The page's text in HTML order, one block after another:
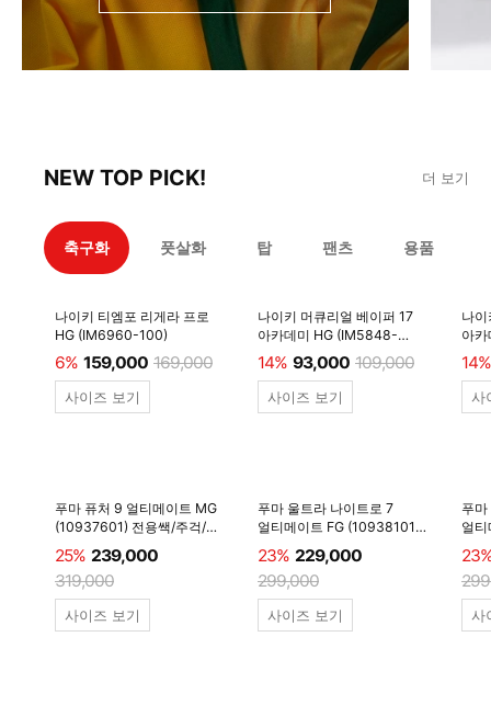
NEW TOP PICK! 더 보기
축구화 풋살화 탑 팬츠 용품
나이키 티엠포 리게라 프로
HG (IM6960-100)
6% 159,000 169,000
사이즈 보기
나이키 머큐리얼 베이퍼 17
아카데미 HG (IM5848-
600)
14% 93,000 109,000
사이즈 보기
나
아
14%
사
푸마 퓨처 9 얼티메이트 MG
(10937601) 전용쌕/주걱/
양말 #
25% 239,000
319,000
사이즈 보기
푸마 울트라 나이트로 7
얼티메이트 FG (10938101)
전용쌕/주걱/양말 #
23% 229,000
299,000
사이즈 보기
푸
얼
전
사